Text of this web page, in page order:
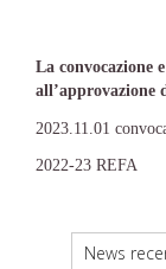
La convocazione
all’approvazione
2023.11.01
2022-23 REFA
News